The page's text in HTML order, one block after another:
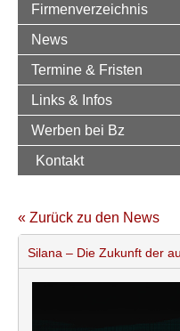
Firmenverzeichnis
News
Termine & Fristen
Links & Infos
Werben bei Bz
Kontakt
« Zurück zu den News
Silana – Die Zukunft der